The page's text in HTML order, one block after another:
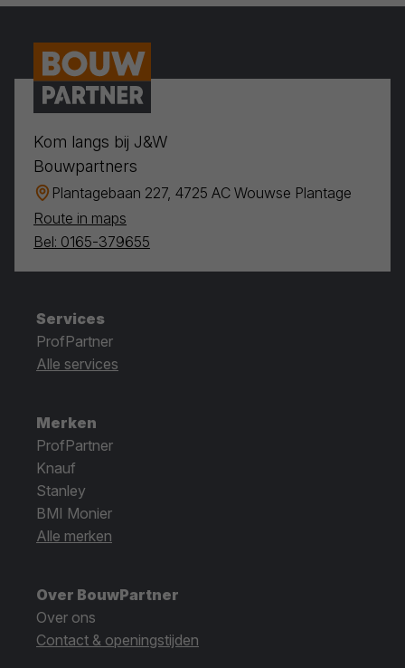
Kom langs bij J&W
Bouwpartners
Plantagebaan 227, 4725 AC Wouwse Plantage
Route in maps
Bel: 0165-379655
Services
ProfPartner
Alle services
Merken
ProfPartner
Knauf
Stanley
BMI Monier
Alle merken
Over BouwPartner
Over ons
Contact & openingstijden